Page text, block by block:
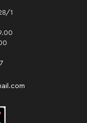
1